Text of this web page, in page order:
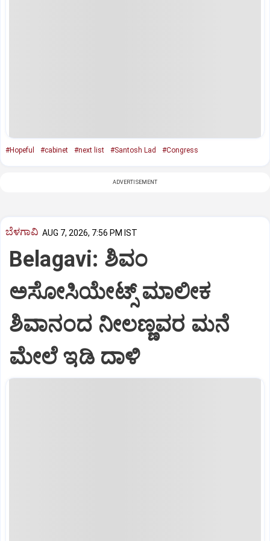
#Hopeful #cabinet #next list #Santosh Lad #Congress
ADVERTISEMENT
ಬೆಳಗಾವಿ AUG 7, 2026, 7:56 PM IST
Belagavi: ಶಿವಂ
ಅಸೋಸಿಯೇಟ್ಸ್ ಮಾಲೀಕ
ಶಿವಾನಂದ ನೀಲಣ್ಣವರ ಮನೆ
ಮೇಲೆ ಇಡಿ‌ ದಾಳಿ